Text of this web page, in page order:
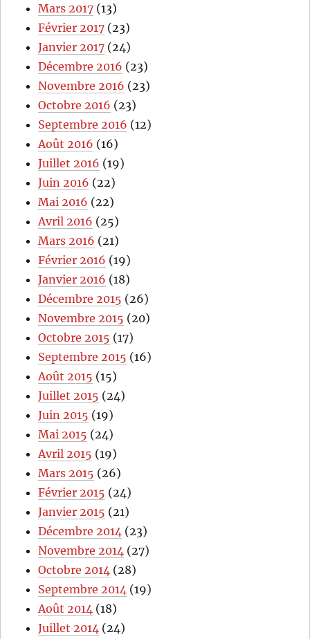
Mars 2017 (13)
Février 2017 (23)
Janvier 2017 (24)
Décembre 2016 (23)
Novembre 2016 (23)
Octobre 2016 (23)
Septembre 2016 (12)
Août 2016 (16)
Juillet 2016 (19)
Juin 2016 (22)
Mai 2016 (22)
Avril 2016 (25)
Mars 2016 (21)
Février 2016 (19)
Janvier 2016 (18)
Décembre 2015 (26)
Novembre 2015 (20)
Octobre 2015 (17)
Septembre 2015 (16)
Août 2015 (15)
Juillet 2015 (24)
Juin 2015 (19)
Mai 2015 (24)
Avril 2015 (19)
Mars 2015 (26)
Février 2015 (24)
Janvier 2015 (21)
Décembre 2014 (23)
Novembre 2014 (27)
Octobre 2014 (28)
Septembre 2014 (19)
Août 2014 (18)
Juillet 2014 (24)